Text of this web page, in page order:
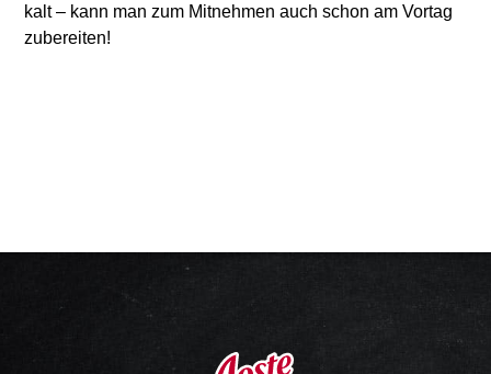
kalt – kann man zum Mitnehmen auch schon am Vortag
zubereiten!